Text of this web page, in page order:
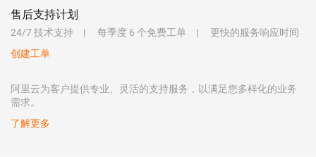
售后支持计划
24/7 技术支持 每季度 6 个免费工单
更快的服务响应时间
创建工单
阿里云为客户提供专业、灵活的支持服务，以满足您多样化的业务
需求。
了解更多